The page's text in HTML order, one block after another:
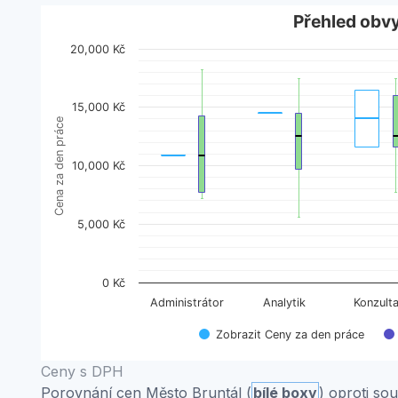
Boxplot with 2 data series. Box plot charts are
View as data table, Přehled obvyklých cen
The chart has 1 X axis displaying categories.
The chart has 1 Y axis displaying Cena za den
Cena za den práce
Přehled
Zobrazit Ceny za den práce
Administrátor Analytik
0 Kč
5,000 Kč
10,000 Kč
15,000 Kč
20,000 Kč
End of interactive chart.
Ceny s DPH
Porovnání cen Město Bruntál ( bílé boxy) oproti